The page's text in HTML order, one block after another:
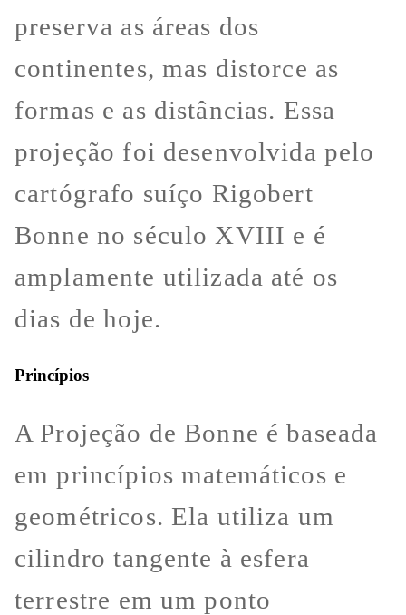
preserva as áreas dos
continentes, mas distorce as
formas e as distâncias. Essa
projeção foi desenvolvida pelo
cartógrafo suíço Rigobert
Bonne no século XVIII e é
amplamente utilizada até os
dias de hoje.
Princípios
A Projeção de Bonne é baseada
em princípios matemáticos e
geométricos. Ela utiliza um
cilindro tangente à esfera
terrestre em um ponto